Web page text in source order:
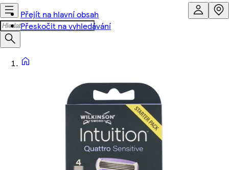
Přejít na hlavní obsah
Přeskočit na vyhledávání